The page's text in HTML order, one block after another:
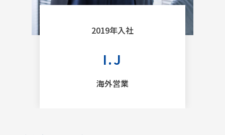
2019年入社
I.J
海外営業